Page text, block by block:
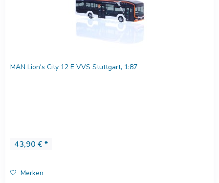
MAN Lion's City 12 E VVS Stuttgart, 1:87
43,90 € *
Merken